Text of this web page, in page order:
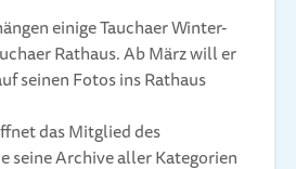
einige Tauchaer Winter-
Rathaus. Ab März will er
seinen Fotos ins Rathaus
das Mitglied des
seine Archive aller Kategorien